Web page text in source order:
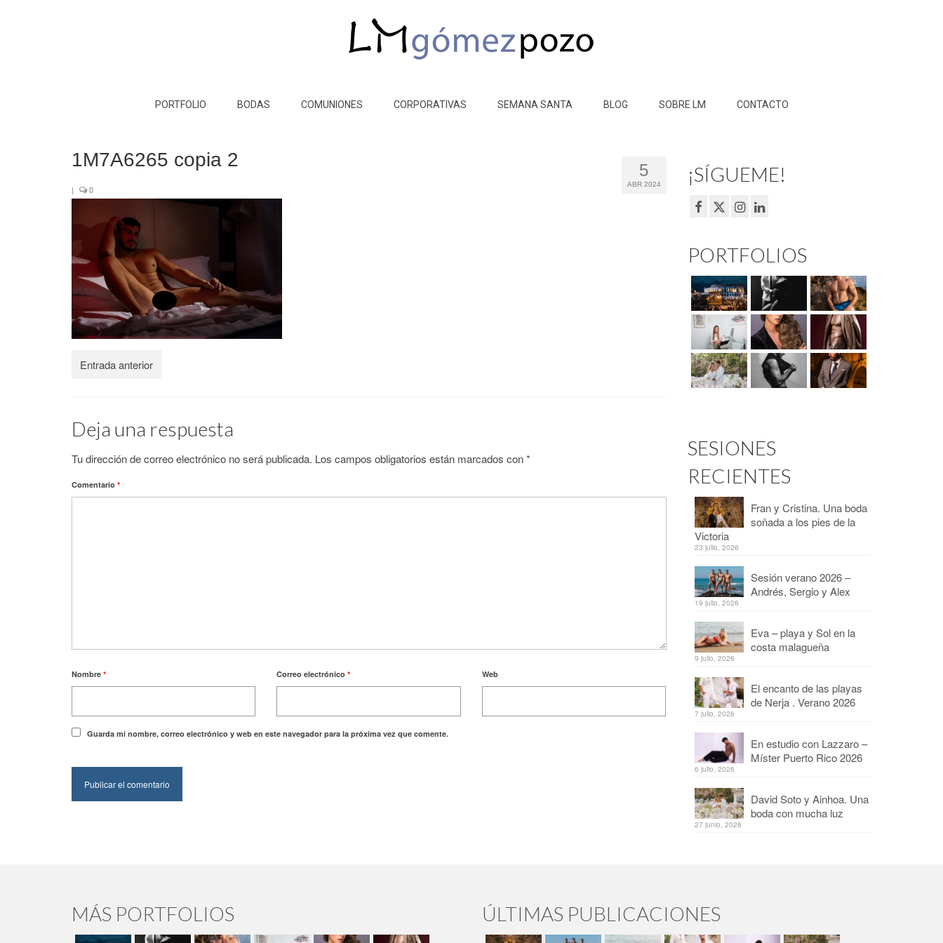
PORTFOLIO BODAS COMUNIONES CORPORATIVAS SEMANA SANTA BLOG SOBRE LM CONTACTO
5
ABR 2024
1M7A6265 copia 2
| 0
Entrada anterior
Deja una respuesta
Tu dirección de correo electrónico no será publicada. Los campos obligatorios están marcados con*
Comentario *
Nombre * Correo electrónico* Web
Guarda mi nombre, correo electrónico y web en este navegador para la próxima vez que comente.
¡SÍGUEME!
PORTFOLIOS
SESIONES
RECIENTES
Fran y Cristina. Una boda
soñada a los pies de la
Victoria
23 julio, 2026
Sesión verano 2026 –
Andrés, Sergio y Alex
19 julio, 2026
Eva – playa y Sol en la
costa malagueña
9 julio, 2026
El encanto de las playas
de Nerja . Verano 2026
7 julio, 2026
En estudio con Lazzaro –
Míster Puerto Rico 2026
6 julio, 2026
David Soto y Ainhoa. Una
boda con mucha luz
27 junio, 2026
MÁS PORTFOLIOS ÚLTIMAS PUBLICACIONES